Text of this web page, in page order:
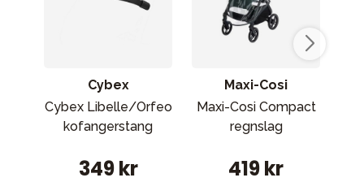
Cybex
Cybex Libelle/Orfeo
kofangerstang
349 kr
Maxi-Cosi
Maxi-Cosi Compact
regnslag
419 kr